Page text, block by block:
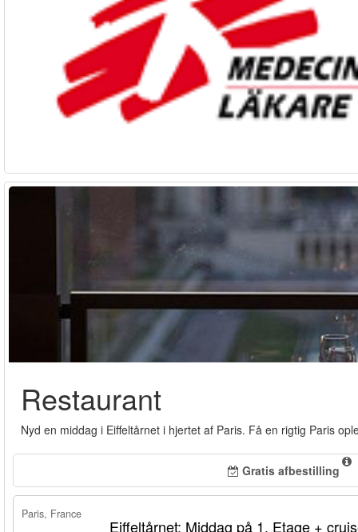
Restaurant
Nyd en middag i Eiffeltårnet i hjertet af Paris. Få en rigtig Paris
Gratis afbestilling
Paris, France
Eiffeltårnet: Middag på 1. Etage +